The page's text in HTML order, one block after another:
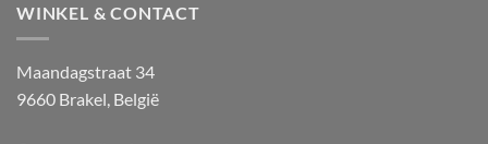
WINKEL & CONTACT
Maandagstraat 34
9660 Brakel, België